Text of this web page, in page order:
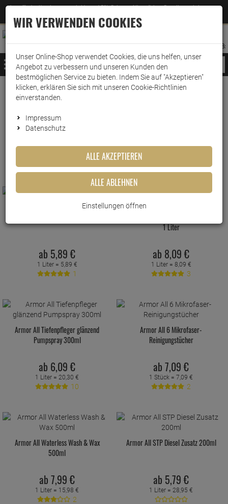
Jetzt für den Newsletter entscheiden und 5% Rabatt auf Ihre nächste Bestellung erhalten
–Zum Newsletter
ANMELDEN
AUFKLAPPEN
MERKZETTEL
WARENKORB:
MENÜ
www.wark24.de Haushaltsreiniger Armor All
ab 5,89 €
1 Liter = 5,89 €
1
1 Liter
ab 8,09 €
1 Liter = 8,09 €
3
Armor All Tiefenpfleger glänzend
Pumpspray 300ml
ab 6,09 €
1 Liter = 20,30 €
10
Armor All 6 Mikrofaser-
Reinigungstücher
ab 7,09 €
1 Stück = 7,09 €
2
Armor All Waterless Wash & Wax
500ml
ab 7,99 €
1 Liter = 15,98 €
2
Armor All STP Diesel Zusatz 200ml
ab 5,79 €
1 Liter = 28,95 €
WIR VERWENDEN COOKIES
Unser Online-Shop verwendet Cookies, die uns helfen, unser
Angebot zu verbessern und unseren Kunden den
bestmöglichen Service zu bieten. Indem Sie auf "Akzeptieren"
klicken, erklären Sie sich mit unseren Cookie-Richtlinien
einverstanden.
Impressum
Datenschutz
ALLE AKZEPTIEREN
ALLE ABLEHNEN
Einstellungen öffnen